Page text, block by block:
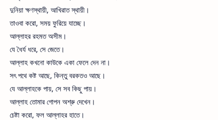
দুনিয়া ক্ষণস্থায়ী, আখিরাত স্থায়ী।
তাওবা করো, সময় ফুরিয়ে যাচ্ছে।
আল্লাহর রহমত অসীম।
যে ধৈর্য ধরে, সে জেতে।
আল্লাহ কখনো কাউকে একা ফেলে দেন না।
সৎ পথে কষ্ট আছে, কিন্তু বরকতও আছে।
যে আল্লাহকে পায়, সে সব কিছু পায়।
আল্লাহ তোমার গোপন অশ্রু দেখেন।
চেষ্টা করো, ফল আল্লাহর হাতে।